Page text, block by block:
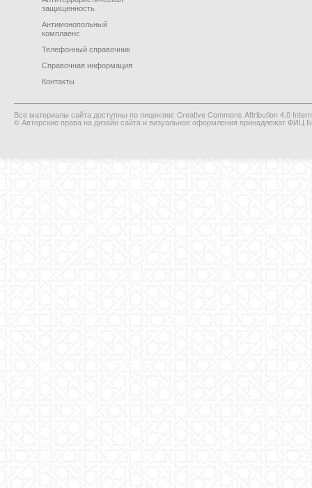
защищенность
Антимонопольный
комплаенс
Телефонный справочник
Справочная информация
Контакты
Все материалы сайта доступны по лицензии: Creative Commons Attribution 4.0
© Авторские права на дизайн сайта и визуальное оформления принадлежат ФИЦ